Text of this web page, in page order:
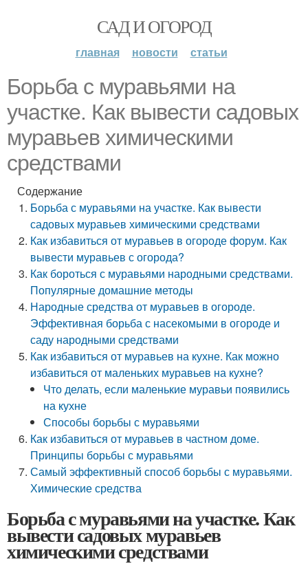
САД И ОГОРОД
главная новости статьи
Борьба с муравьями на
участке. Как вывести садовых
муравьев химическими
средствами
Содержание
Борьба с муравьями на участке. Как вывести
садовых муравьев химическими средствами
Как избавиться от муравьев в огороде форум. Как
вывести муравьев с огорода?
Как бороться с муравьями народными средствами.
Популярные домашние методы
Народные средства от муравьев в огороде.
Эффективная борьба с насекомыми в огороде и
саду народными средствами
Как избавиться от муравьев на кухне. Как можно
избавиться от маленьких муравьев на кухне?
Что делать, если маленькие муравьи появились
на кухне
Способы борьбы с муравьями
Как избавиться от муравьев в частном доме.
Принципы борьбы с муравьями
Самый эффективный способ борьбы с муравьями.
Химические средства
Борьба с муравьями на участке. Как
вывести садовых муравьев
химическими средствами